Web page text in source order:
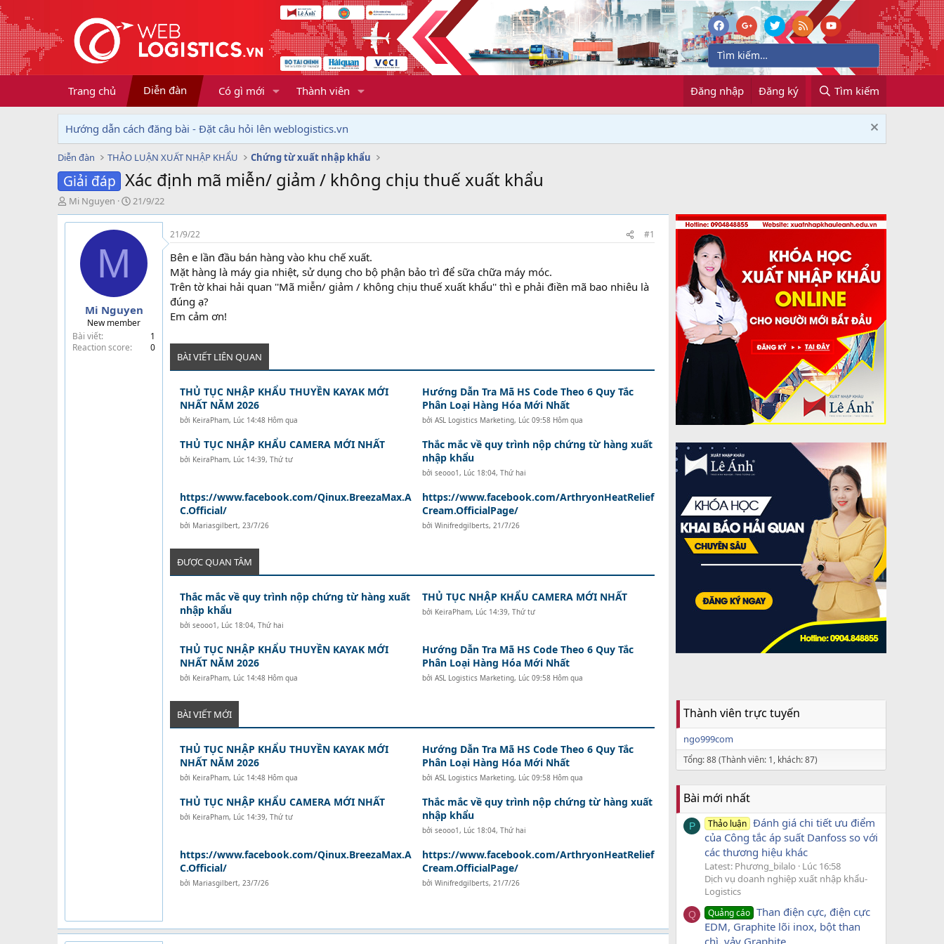
Trang chủ Diễn đàn Có gì mới Thành viên Đăng nhập Đăng ký Tìm kiếm
Hướng dẫn cách đăng bài - Đặt câu hỏi lên weblogistics.vn
Diễn đàn THẢO LUẬN XUẤT NHẬP KHẨU Chứng từ xuất nhập khẩu
Giải đáp Xác định mã miễn/ giảm / không chịu thuế xuất khẩu
T
h
r
Mi Nguyen
N
g
à
y
21/9/22
M
Mi Nguyen
New member
Bài viết
1
Reaction score
0
21/9/22 #1
Bên e lần đầu bán hàng vào khu chế xuất.
Mặt hàng là máy gia nhiệt, sử dụng cho bộ phận bảo trì để sữa chữa máy móc.
Trên tờ khai hải quan ''Mã miễn/ giảm / không chịu thuế xuất khẩu'' thì e phải điền mã bao nhiêu là
đúng ạ?
Em cảm ơn!
BÀI VIẾT LIÊN QUAN
THỦ TỤC NHẬP KHẨU THUYỀN KAYAK MỚI
NHẤT NĂM 2026
bởi KeiraPham, Lúc 14:48 Hôm qua
Hướng Dẫn Tra Mã HS Code Theo 6 Quy Tắc
Phân Loại Hàng Hóa Mới Nhất
bởi ASL Logistics Marketing, Lúc 09:58 Hôm qua
THỦ TỤC NHẬP KHẨU CAMERA MỚI NHẤT
bởi KeiraPham, Lúc 14:39, Thứ tư
Thắc mắc về quy trình nộp chứng từ hàng xuất
nhập khẩu
bởi seooo1, Lúc 18:04, Thứ hai
https://www.facebook.com/Qinux.BreezaMax.A
C.Official/
bởi Mariasgilbert, 23/7/26
https://www.facebook.com/ArthryonHeatRelief
Cream.OfficialPage/
bởi Winifredgilberts, 21/7/26
ĐƯỢC QUAN TÂM
Thắc mắc về quy trình nộp chứng từ hàng xuất
nhập khẩu
bởi seooo1, Lúc 18:04, Thứ hai
THỦ TỤC NHẬP KHẨU CAMERA MỚI NHẤT
bởi KeiraPham, Lúc 14:39, Thứ tư
THỦ TỤC NHẬP KHẨU THUYỀN KAYAK MỚI
NHẤT NĂM 2026
bởi KeiraPham, Lúc 14:48 Hôm qua
Hướng Dẫn Tra Mã HS Code Theo 6 Quy Tắc
Phân Loại Hàng Hóa Mới Nhất
bởi ASL Logistics Marketing, Lúc 09:58 Hôm qua
BÀI VIẾT MỚI
THỦ TỤC NHẬP KHẨU THUYỀN KAYAK MỚI
NHẤT NĂM 2026
bởi KeiraPham, Lúc 14:48 Hôm qua
Hướng Dẫn Tra Mã HS Code Theo 6 Quy Tắc
Phân Loại Hàng Hóa Mới Nhất
bởi ASL Logistics Marketing, Lúc 09:58 Hôm qua
THỦ TỤC NHẬP KHẨU CAMERA MỚI NHẤT
bởi KeiraPham, Lúc 14:39, Thứ tư
Thắc mắc về quy trình nộp chứng từ hàng xuất
nhập khẩu
bởi seooo1, Lúc 18:04, Thứ hai
https://www.facebook.com/Qinux.BreezaMax.A
C.Official/
bởi Mariasgilbert, 23/7/26
https://www.facebook.com/ArthryonHeatRelief
Cream.OfficialPage/
bởi Winifredgilberts, 21/7/26
Thành viên trực tuyến
ngo999com
Tổng: 88 (Thành viên: 1, khách: 87)
Bài mới nhất
P Thảo luận Đánh giá chi tiết ưu điểm
của Công tắc áp suất Danfoss so với
các thương hiệu khác
Latest: Phương_bilalo
Lúc 16:58
Dịch vụ doanh nghiệp xuất nhập khẩu-
Logistics
Q Quảng cáo Than điện cực, điện cực
EDM, Graphite lõi inox, bột than
chì, vảy Graphite